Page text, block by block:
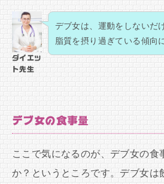
ダイエッ
ト先生
デブ女は、運動をしないだ
脂質を摂り過ぎている傾向
デブ女の食事量
ここで気になるのが、デブ女の食
か？というところです。デブ女は